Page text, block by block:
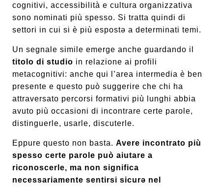
cognitivi, accessibilità e cultura organizzativa
sono nominati più spesso. Si tratta quindi di
settori in cui si è più espostə a determinati temi.
Un segnale simile emerge anche guardando il
titolo di studio in relazione ai profili
metacognitivi: anche qui l’area intermedia è ben
presente e questo può suggerire che chi ha
attraversato percorsi formativi più lunghi abbia
avuto più occasioni di incontrare certe parole,
distinguerle, usarle, discuterle.
Eppure questo non basta. Avere incontrato più
spesso certe parole può aiutare a
riconoscerle, ma non significa
necessariamente sentirsi sicurə nel